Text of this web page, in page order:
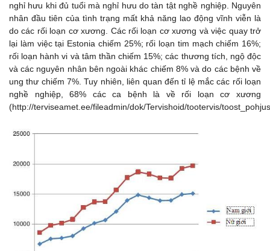
nghỉ hưu khi đủ tuổi mà nghỉ hưu do tàn tật nghề nghiệp. Nguyên
nhân đầu tiên của tình trạng mất khả năng lao động vĩnh viễn là
do các rối loạn cơ xương. Các rối loạn cơ xương và việc quay trở
lại làm việc tại Estonia chiếm 25%; rối loạn tim mạch chiếm 16%;
rối loạn hành vi và tâm thần chiếm 15%; các thương tích, ngộ độc
và các nguyên nhân bên ngoài khác chiếm 8% và do các bệnh về
ung thư chiếm 7%. Tuy nhiên, liên quan đến tỉ lệ mắc các rối loạn
nghề nghiệp, 68% các ca bệnh là về rối loạn cơ xương
(http://terviseamet.ee/fileadmin/dok/Tervishoid/tootervis/